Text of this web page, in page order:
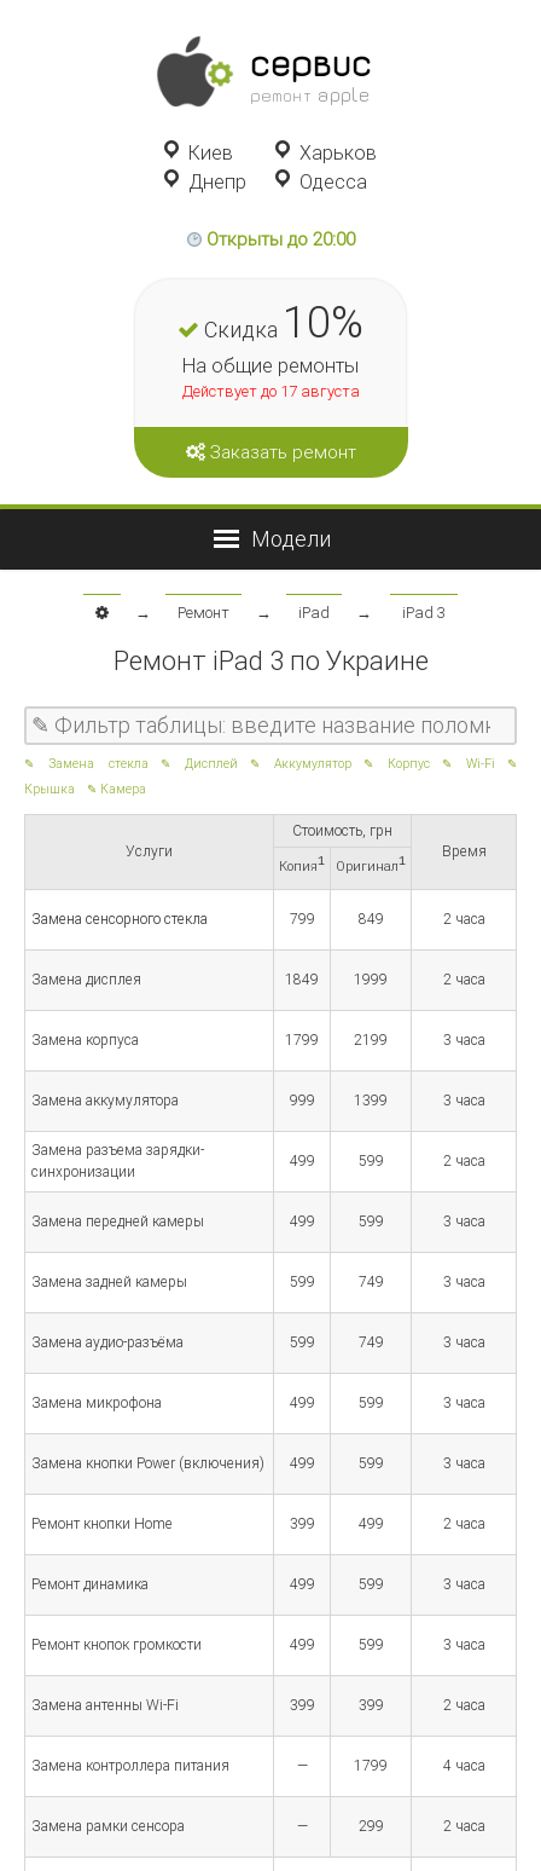
сервис
ремонт apple
Киев
Харьков
Днепр
Одесса
Открыты до 20:00
Скидка 10%
На общие ремонты
Действует до 17 августа
Заказать ремонт
→ Ремонт → iPad → iPad 3
Ремонт iPad 3 по Украине
Замена стекла Дисплей Аккумулятор Корпус
Wi-Fi
Крышка
Камера
Услуги
Стоимость, грн
Время
Копия1 Оригинал1
Замена сенсорного стекла 799 849 2 часа
Замена дисплея 1849 1999 2 часа
Замена корпуса 1799 2199 3 часа
Замена аккумулятора 999 1399 3 часа
Замена разъема зарядки-
синхронизации
499 599 2 часа
Замена передней камеры 499 599 3 часа
Замена задней камеры 599 749 3 часа
Замена аудио-разъёма 599 749 3 часа
Замена микрофона 499 599 3 часа
Замена кнопки Power (включения) 499 599 3 часа
Ремонт кнопки Home 399 499 2 часа
Ремонт динамика 499 599 3 часа
Ремонт кнопок громкости 499 599 3 часа
Замена антенны Wi-Fi 399 399 2 часа
Замена контроллера питания — 1799 4 часа
Замена рамки сенсора — 299 2 часа